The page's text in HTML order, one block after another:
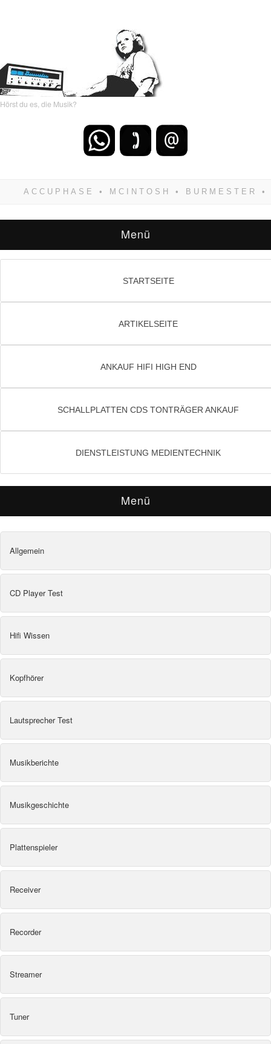
Hörst du es, die Musik?
zwangsläufig siegen! Und noch was: Hifi
Menü
STARTSEITE
ARTIKELSEITE
ANKAUF HIFI HIGH END
SCHALLPLATTEN CDS TONTRÄGER ANKAUF
DIENSTLEISTUNG MEDIENTECHNIK
Menü
Allgemein
CD Player Test
Hifi Wissen
Kopfhörer
Lautsprecher Test
Musikberichte
Musikgeschichte
Plattenspieler
Receiver
Recorder
Streamer
Tuner